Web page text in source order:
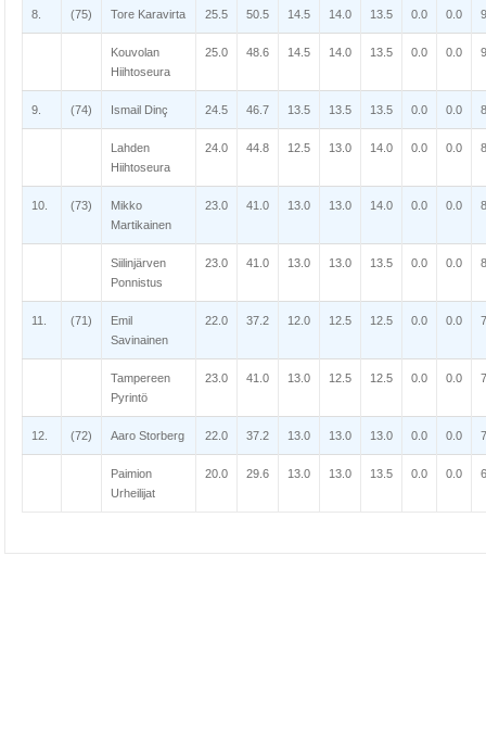
8. (75) Tore Karavirta 25.5 50.5 14.5 14.0 13.5 0.0 0.0
Kouvolan
Hiihtoseura
25.0 48.6 14.5 14.0 13.5 0.0 0.0
9. (74) Ismail Dinç 24.5 46.7 13.5 13.5 13.5 0.0 0.0
Lahden
Hiihtoseura
24.0 44.8 12.5 13.0 14.0 0.0 0.0
10. (73)
Mikko
Martikainen
23.0 41.0 13.0 13.0 14.0 0.0 0.0
Siilinjärven
Ponnistus
23.0 41.0 13.0 13.0 13.5 0.0 0.0
11. (71)
Emil
Savinainen
22.0 37.2 12.0 12.5 12.5 0.0 0.0
Tampereen
Pyrintö
23.0 41.0 13.0 12.5 12.5 0.0 0.0
12. (72) Aaro Storberg 22.0 37.2 13.0 13.0 13.0 0.0 0.0
Paimion
Urheilijat
20.0 29.6 13.0 13.0 13.5 0.0 0.0